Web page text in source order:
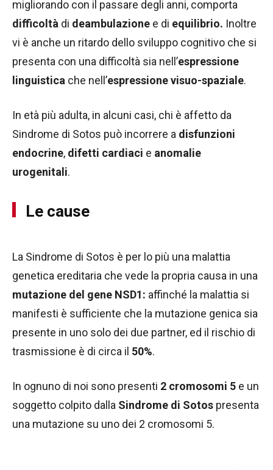
migliorando con il passare degli anni, comporta
difficoltà di deambulazione e di equilibrio. Inoltre
vi è anche un ritardo dello sviluppo cognitivo che si
presenta con una difficoltà sia nell’espressione
linguistica che nell’espressione visuo-spaziale.
In età più adulta, in alcuni casi, chi è affetto da
Sindrome di Sotos può incorrere a disfunzioni
endocrine, difetti cardiaci e anomalie
urogenitali.
Le cause
La Sindrome di Sotos è per lo più una malattia
genetica ereditaria che vede la propria causa in una
mutazione del gene NSD1: affinché la malattia si
manifesti è sufficiente che la mutazione genica sia
presente in uno solo dei due partner, ed il rischio di
trasmissione è di circa il 50%.
In ognuno di noi sono presenti 2 cromosomi 5 e un
soggetto colpito dalla Sindrome di Sotos presenta
una mutazione su uno dei 2 cromosomi 5.